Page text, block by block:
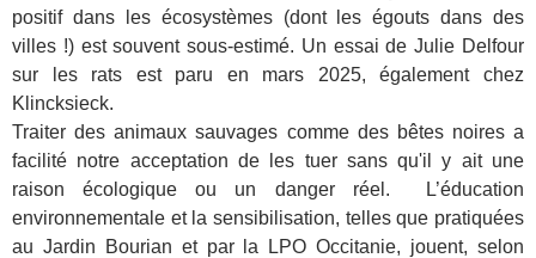
positif dans les écosystèmes (dont les égouts dans des
villes !) est souvent sous-estimé. Un essai de Julie Delfour
sur les rats est paru en mars 2025, également chez
Klincksieck.
Traiter des animaux sauvages comme des bêtes noires a
facilité notre acceptation de les tuer sans qu'il y ait une
raison écologique ou un danger réel. L’éducation
environnementale et la sensibilisation, telles que pratiquées
au Jardin Bourian et par la LPO Occitanie, jouent, selon